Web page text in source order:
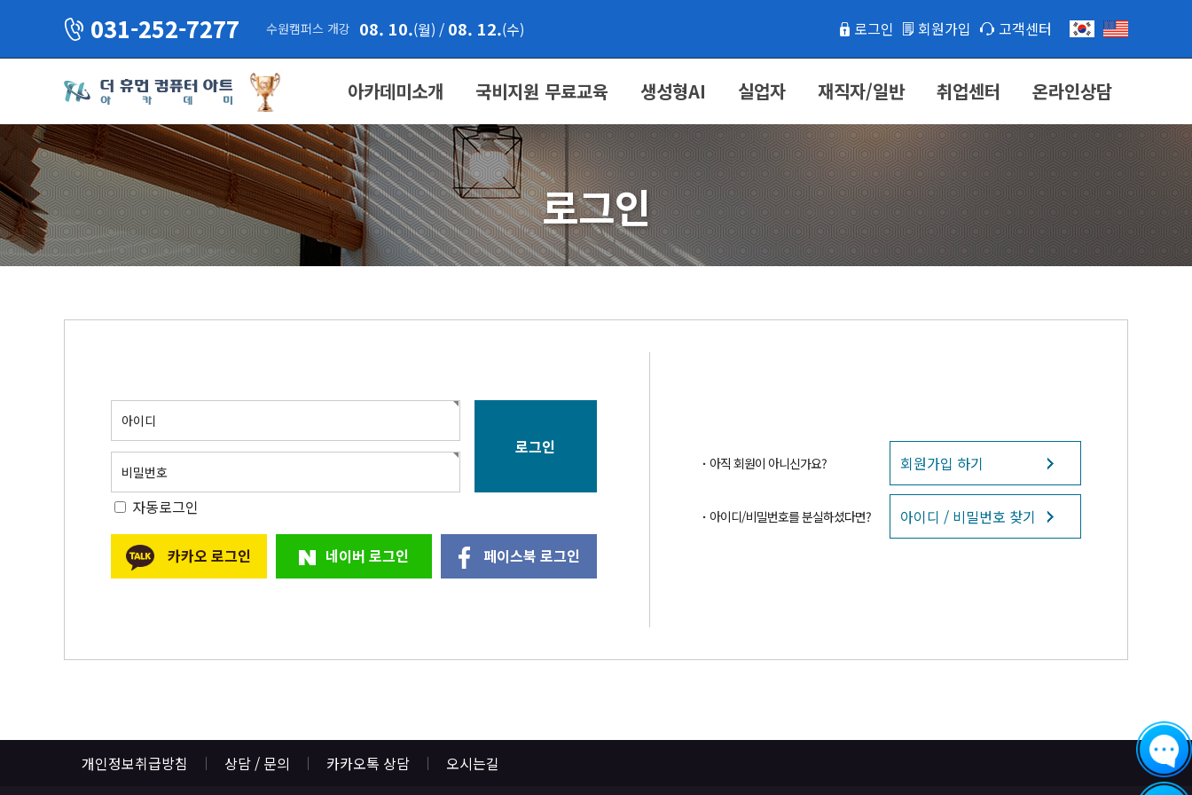
031-252-7277 수원캠퍼스 개강 08. 10.(월) / 08. 12.(수) 로그인 회원가입 고객센터
아카데미소개 국비지원 무료교육 생성형AI 실업자 재직자/일반 취업센터 온라인상담
로그인
아이디
비밀번호
자동로그인
네이버 로그인
카카오 로그인 페이스북 로그인
아직 회원이 아니신가요? 회원가입 하기
아이디/비밀번호를 분실하셨다면? 아이디 / 비밀번호 찾기
개인정보취급방침 상담 / 문의 카카오톡 상담 오시는길